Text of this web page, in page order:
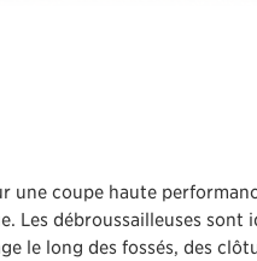
une coupe haute
Les débroussailleuses sont
le long des fossés, des